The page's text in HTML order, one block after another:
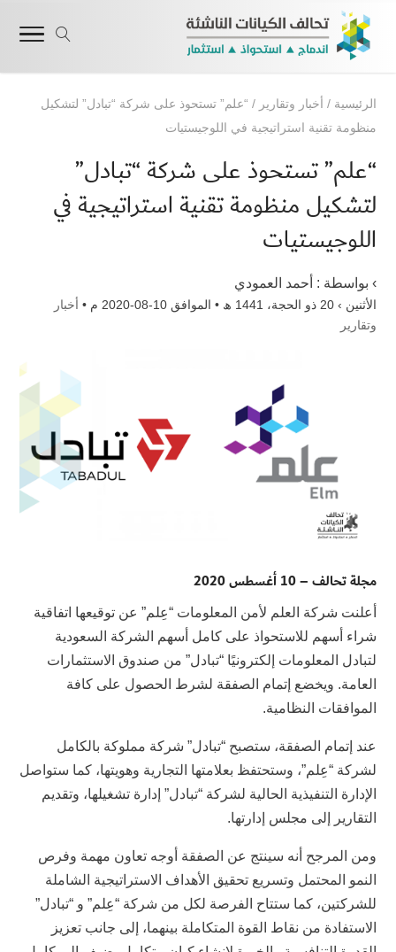
الرئيسية / أخبار وتقارير / “علم” تستحوذ على شركة “تبادل” لتشكيل
منظومة تقنية استراتيجية في اللوجيستيات
“علم” تستحوذ على شركة “تبادل”
لتشكيل منظومة تقنية استراتيجية في
اللوجيستيات
› بواسطة : أحمد العمودي
الأثنين › 20 ذو الحجة، 1441 ھ • الموافق 10-08-2020 م •
أخبار
وتقارير
مجلة تحالف – 10 أغسطس 2020
أعلنت شركة العلم لأمن المعلومات “عِلم” عن توقيعها اتفاقية
شراء أسهم للاستحواذ على كامل أسهم الشركة السعودية
لتبادل المعلومات إلكترونيًا “تبادل” من صندوق الاستثمارات
العامة. ويخضع إتمام الصفقة لشرط الحصول على كافة
الموافقات النظامية.
عند إتمام الصفقة، ستصبح “تبادل” شركة مملوكة بالكامل
لشركة “عِلم”، وستحتفظ بعلامتها التجارية وهويتها، كما ستواصل
الإدارة التنفيذية الحالية لشركة “تبادل” إدارة تشغيلها، وتقديم
التقارير إلى مجلس إدارتها.
ومن المرجح أنه سينتج عن الصفقة أوجه تعاون مهمة وفرص
النمو المحتمل وتسريع تحقيق الأهداف الاستراتيجية الشاملة
للشركتين، كما ستتاح الفرصة لكل من شركة “عِلم” و “تبادل”
الاستفادة من نقاط القوة المتكاملة بينهما، إلى جانب تعزيز